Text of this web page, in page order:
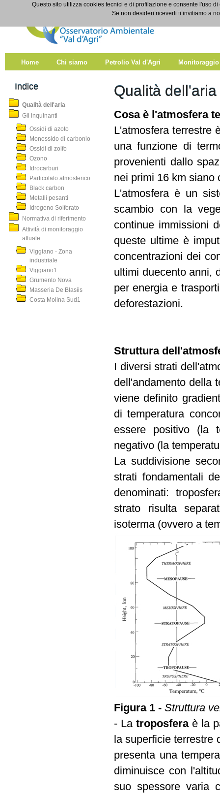
Salta al contenuto
Qualità dell'aria
Home Chi siamo Petrolio Val d'Agri Monitoraggio
Indice
Qualità dell'aria
Gli inquinanti
Ossidi di azoto
Monossido di carbonio
Ossidi di zolfo
Ozono
Idrocarburi
Particolato atmosferico
Black carbon
Metalli pesanti
Idrogeno Solforato
Normativa di riferimento
Attività di monitoraggio
attuale
Viggiano - Zona
industriale
Viggiano1
Grumento Nova
Masseria De Blasiis
Costa Molina Sud1
Qualità dell'aria
Cosa è l'atmosfera
L'atmosfera terrestre
una funzione di
provenienti dallo
nei primi 16 km
L'atmosfera è un
scambio con la
continue immissioni
queste ultime è
concentrazioni dei
ultimi duecento anni,
per energia e
deforestazioni.
Struttura
I diversi strati
dell'andamento della
viene definito
di temperatura
essere positivo (la
negativo (la
La suddivisione
strati fondamentali
denominati:
strato risulta
isoterma (ovvero a
Figura 1 - Struttura
- Latroposfera è la
la superficie terrestre
presenta una
diminuisce con
suo spessore varia
Questo sito utilizza cookies tecnici e di profilazione e consente l'uso
Se non desideri riceverli ti invitiamo a